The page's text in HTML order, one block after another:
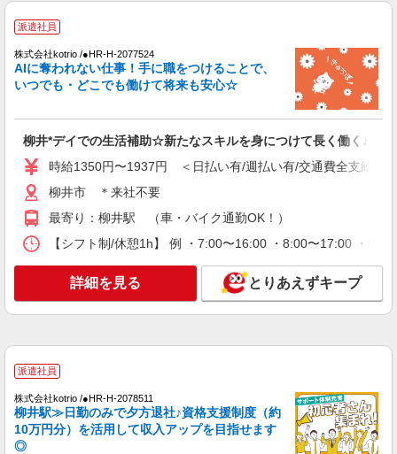
派遣社員
株式会社kotrio /●HR-H-2077524
AIに奪われない仕事！手に職をつけることで、
いつでも・どこでも働けて将来も安心☆
柳井*デイでの生活補助☆新たなスキルを身につけて長く働く♪
時給1350円〜1937円 ＜日払い有/週払い有/交通費全支給(ガ
柳井市 ＊来社不要
最寄り：柳井駅 （車・バイク通勤OK！）
【シフト制/休憩1h】 例 ・7:00〜16:00 ・8:00〜17:00 ・
詳細を見る とりあえずキープ
派遣社員
株式会社kotrio /●HR-H-2078511
柳井駅≫日勤のみで夕方退社♪資格支援制度（約
10万円分）を活用して収入アップを目指せます
◎